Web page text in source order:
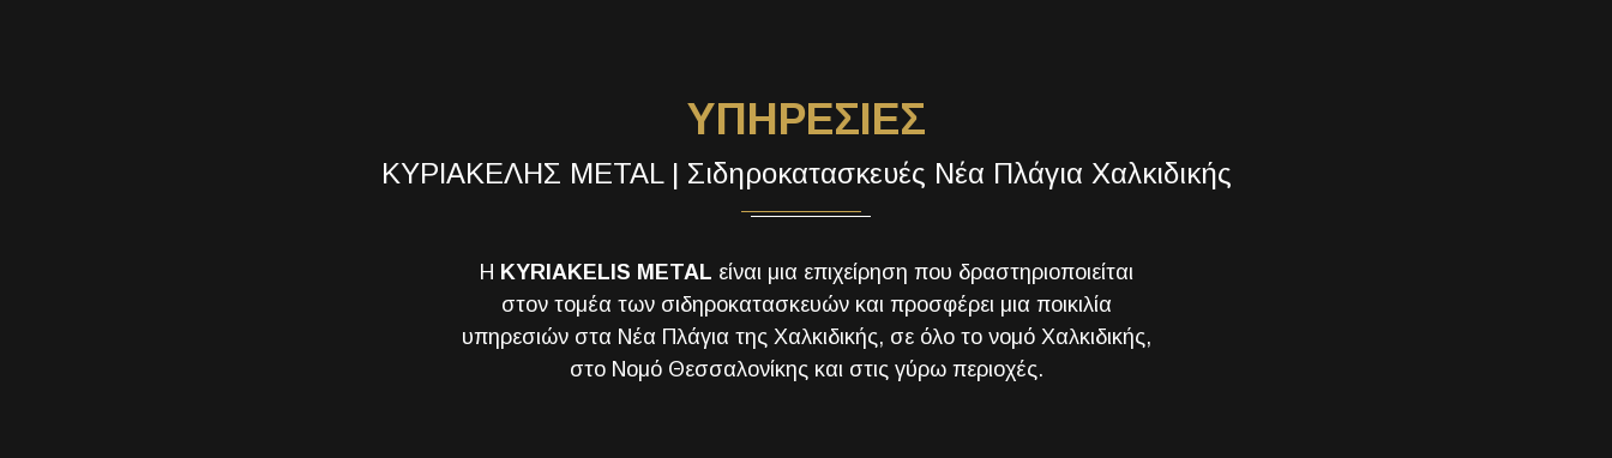
ΥΠΗΡΕΣΙΕΣ
ΚΥΡΙΑΚΕΛΗΣ METAL | Σιδηροκατασκευές Νέα Πλάγια Χαλκιδικής
Η KYRIAKELIS METAL είναι μια επιχείρηση που δραστηριοποιείται
στον τομέα των σιδηροκατασκευών και προσφέρει μια ποικιλία
υπηρεσιών στα Νέα Πλάγια της Χαλκιδικής, σε όλο το νομό Χαλκιδικής,
στο Νομό Θεσσαλονίκης και στις γύρω περιοχές.